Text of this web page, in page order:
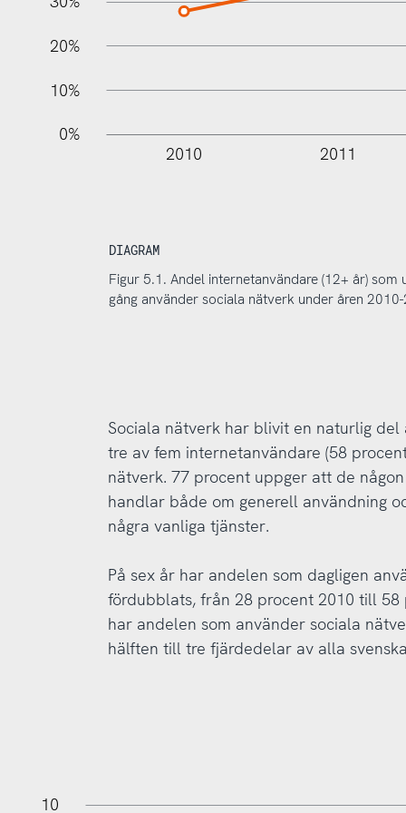
20%
10%
0%
2010 2011
DIAGRAM
Figur 5.1. Andel internetanvändare (12+ år)
gång använder sociala nätverk under åren
Sociala nätverk har blivit en naturlig
tre av fem internetanvändare (58
nätverk. 77 procent uppger att de
handlar både om generell användning
några vanliga tjänster.
På sex år har andelen som dagligen
fördubblats, från 28 procent 2010 till 58
har andelen som använder sociala
hälften till tre fjärdedelar av alla
10